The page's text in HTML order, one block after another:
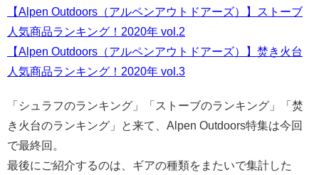
【Alpen Outdoors（アルペンアウトドアーズ）】ストーブ
人気商品ランキング！2020年 vol.2
【Alpen Outdoors（アルペンアウトドアーズ）】焚き火台
人気商品ランキング！2020年 vol.3
「シュラフのランキング」「ストーブのランキング」「焚
き火台のランキング」と来て、Alpen Outdoors特集は今回
で最終回。
最後にご紹介するのは、ギアの種類をまたいで集計した